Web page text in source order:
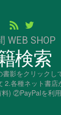
WEB SHOP
検索
影をクリックし
2.各種ネット書
) ②PayPalを利